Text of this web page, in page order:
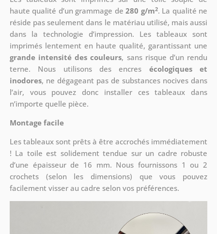
haute qualité d’un grammage de280 g/m2. La qualité ne
réside pas seulement dans le matériau utilisé, mais aussi
dans la technologie d’impression. Les tableaux sont
imprimés lentement en haute qualité, garantissant une
grande intensité des couleurs, sans risque d’un rendu
terne. Nous utilisons des encres écologiques et
inodores, ne dégageant pas de substances nocives dans
l’air, vous pouvez donc installer ces tableaux dans
n’importe quelle pièce.
Montage facile
Les tableaux sont prêts à être accrochés immédiatement
! La toile est solidement tendue sur un cadre robuste
d’une épaisseur de 16 mm. Nous fournissons 1 ou 2
crochets (selon les dimensions) que vous pouvez
facilement visser au cadre selon vos préférences.